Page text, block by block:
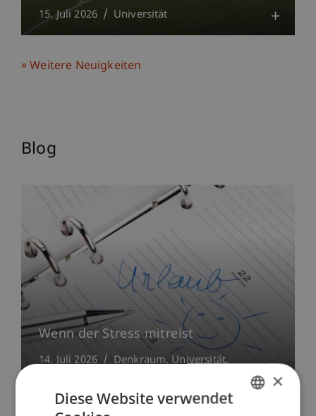
15. Juli 2026 Universität
Weitere Neuigkeiten
Blog
Wenn der Stress mitreist
14. Juli 2026 Denkraum Universität
×
Diese Website verwendet